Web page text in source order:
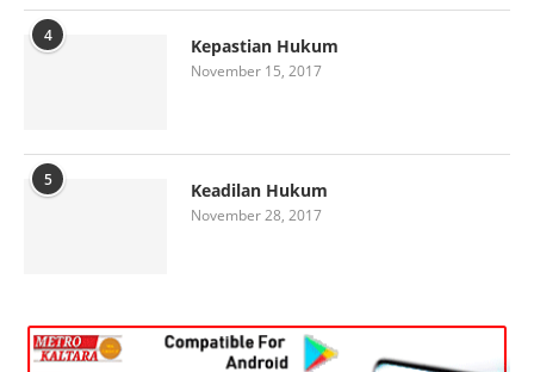
4 Kepastian Hukum
November 15, 2017
5 Keadilan Hukum
November 28, 2017